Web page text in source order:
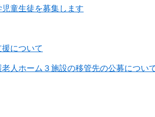
童生徒を募集します
について
人ホーム３施設の移管先の公募につい